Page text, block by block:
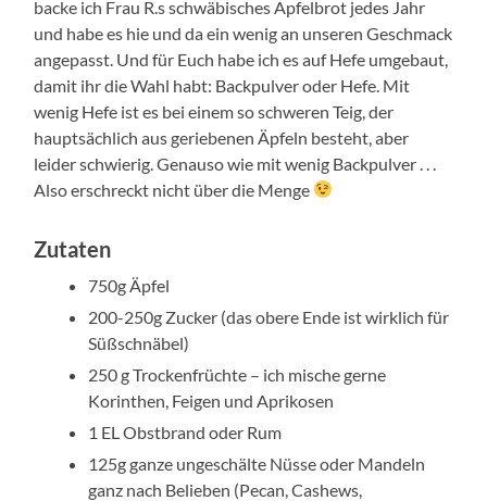
backe ich Frau R.s schwäbisches Apfelbrot jedes Jahr
und habe es hie und da ein wenig an unseren Geschmack
angepasst. Und für Euch habe ich es auf Hefe umgebaut,
damit ihr die Wahl habt: Backpulver oder Hefe. Mit
wenig Hefe ist es bei einem so schweren Teig, der
hauptsächlich aus geriebenen Äpfeln besteht, aber
leider schwierig. Genauso wie mit wenig Backpulver . . .
Also erschreckt nicht über die Menge
Zutaten
750g Äpfel
200-250g Zucker (das obere Ende ist wirklich für
Süßschnäbel)
250 g Trockenfrüchte – ich mische gerne
Korinthen, Feigen und Aprikosen
1 EL Obstbrand oder Rum
125g ganze ungeschälte Nüsse oder Mandeln
ganz nach Belieben (Pecan, Cashews,